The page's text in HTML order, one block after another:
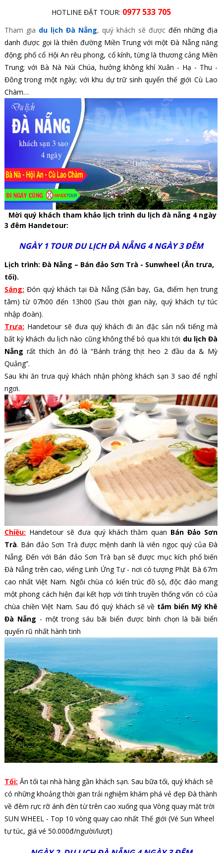
HOTLINE ĐẶT TOUR: 0977 533 705
Tham gia du lịch Đà Nẵng, quý khách sẽ được đến những địa
danh được gọi là thiên đường Miền Trung với một Đà Nẵng năng
động; phố cổ Hội An rêu phong, cổ kính, từng là thương cảng Miền
Trung; với Bà Nà Núi Chúa, hưởng không khí Xuân - Hạ - Thu -
Đông trong một ngày; với khu dự trữ sinh quyển thế giới Cù Lao
Chàm…
Mời quý khách tham khảo lịch trình du lịch đà nẵng 4 ngày
3 đêm Handetour:
NGÀY 1 TOUR DU LỊCH ĐÀ NẴNG 4 NGÀY 3 ĐÊM
Lịch trình: Đà Nẵng – Bán đảo Sơn Trà - Sunwheel (Ăn trưa,
tối).
Sáng: Đón quý khách tại Đà Nẵng (Sân bay, Ga, điểm hẹn trung
tâm) từ 07h00 đến 13h00 (Sau thời gian này, quý khách tự túc
nhập đoàn).
Trưa: Handetour sẽ đưa quý khách đi ăn đặc sản nổi tiếng mà
bất kỳ khách du lịch nào cũng không thể bỏ qua khi tới du lịch Đà
Nẵng rất thích ăn đó là “Bánh tráng thịt heo 2 đầu da & Mỳ
Quảng”.
Sau khi ăn trưa quý khách nhận phòng khách sạn 3 sao để nghỉ
ngơi.
Chiều: Handetour sẽ đưa quý khách thăm quan Bán Đảo Sơn
Trà. Bán đảo Sơn Trà được mệnh danh là viên ngọc quý của Đà
Nẵng. Đến với Bán đảo Sơn Trà bạn sẽ được mục kích phổ biến
Đà Nẵng trên cao, viếng Linh Ứng Tự - nơi có tượng Phật Bà 67m
cao nhất Việt Nam. Ngôi chùacó kiến trúc đồ sộ, độc đáomang
một phong cách hiện đại kết hợp với tính truyền thống vốn có của
chùa chiền Việt Nam. Sau đó quý khách sẽ về tắm biển Mỹ Khê
Đà Nẵng - một trong sáu bãi biển được bình chọn là bãi biển
quyến rũ nhất hành tinh
Tối: Ăn tối tại nhà hàng gần khách sạn. Sau bữa tối, quý khách sẽ
có những khoảng thời gian trải nghiệm khám phá vẻ đẹp Đà thành
về đêm rực rỡ ánh đèn từ trên cao xuống qua Vòng quay mặt trời
SUN WHEEL - Top 10 vòng quay cao nhất Thế giới (Vé Sun Wheel
tự túc, giá vé 50.000đ/người/lượt)